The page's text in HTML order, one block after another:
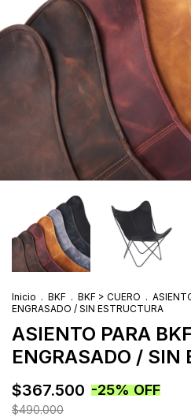
Inicio . BKF . BKF > CUERO .
ENGRASADO / SIN ESTRUCTURA
ASIENTO PARA
ENGRASADO / SIN
$367.500 -25%OFF
$490.000